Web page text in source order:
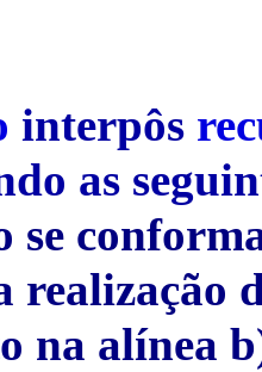
interpôs
as
se
realização
na alínea